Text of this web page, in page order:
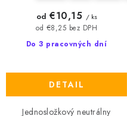
Do 3 pracovných dní
od €8,25 bez DPH
od €10,15 / ks
DETAIL
Jednosložkový neutrálny